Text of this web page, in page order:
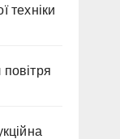
техніки